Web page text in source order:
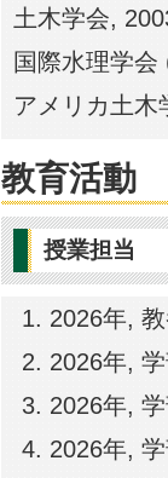
土木学会,
国際水理学
アメリカ土木
教育活動
授業担当
2026年,
2026年,
2026年,
2026年,